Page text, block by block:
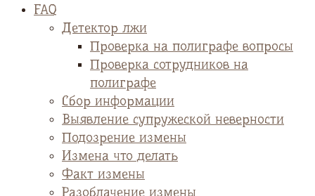
FAQ
Детектор лжи
Проверка на полиграфе вопросы
Проверка сотрудников на
полиграфе
Сбор информации
Выявление супружеской неверности
Подозрение измены
Измена что делать
Факт измены
Разоблачение измены